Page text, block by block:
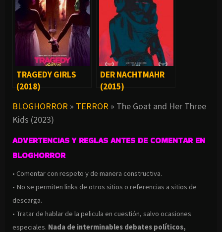
TRAGEDY GIRLS
(2018)
DER NACHTMAHR
(2015)
BLOGHORROR » TERROR » The Goat and Her Three
Kids (2023)
ADVERTENCIAS Y REGLAS ANTES DE COMENTAR EN
BLOGHORROR
• Comentar con respeto y de manera constructiva.
• No se permiten links de otros sitios o referencias a sitios de
descarga.
• Tratar de hablar de la pelicula en cuestión, salvo ocasiones
especiales. Nada de interminables debates políticos,